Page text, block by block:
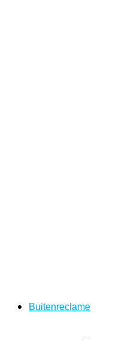
Buitenreclame